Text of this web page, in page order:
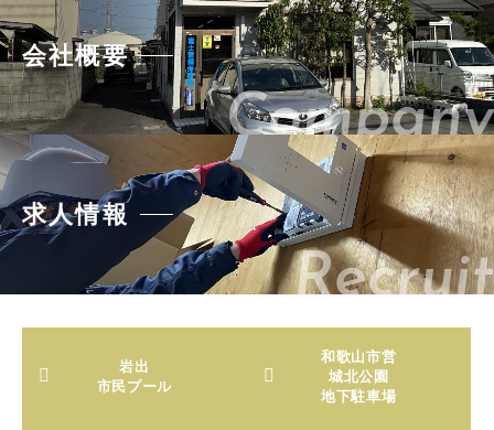
会社概要
Company
求人情報
Recruit
岩出
市民プール
和歌山市営
城北公園
地下駐車場